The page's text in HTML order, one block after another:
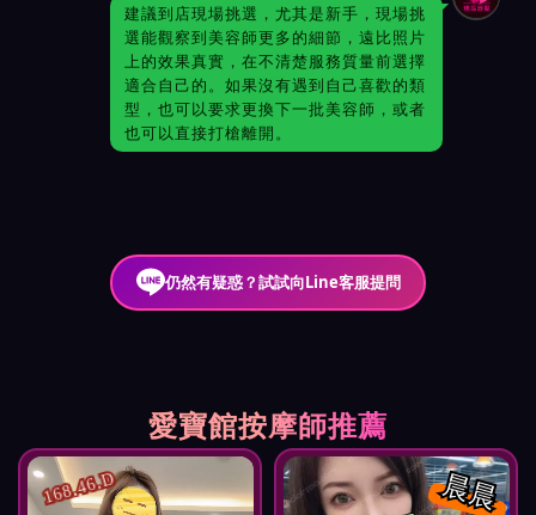
建議到店現場挑選，尤其是新手，現場挑
選能觀察到美容師更多的細節，遠比照片
上的效果真實，在不清楚服務質量前選擇
適合自己的。如果沒有遇到自己喜歡的類
型，也可以要求更換下一批美容師，或者
也可以直接打槍離開。
仍然有疑惑？試試向Line客服提問
愛寶館按摩師推薦
168.46.D 晨晨